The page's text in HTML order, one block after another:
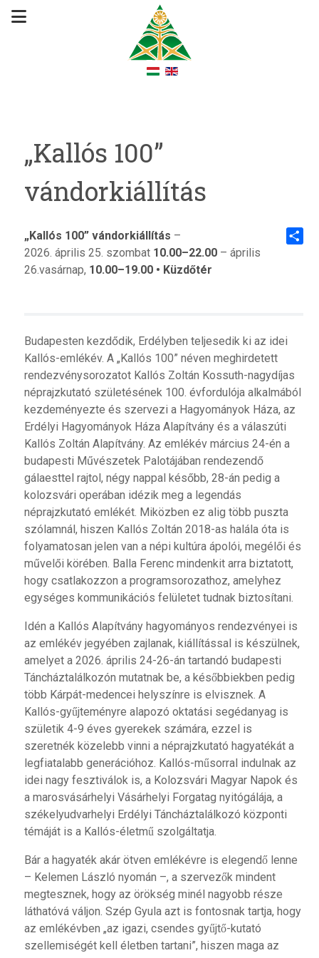
„Kallós 100”
vándorkiállítás
„Kallós 100” vándorkiállítás –
2026. április 25. szombat 10.00–22.00– április
26.vasárnap, 10.00–19.00 • Küzdőtér
Budapesten kezdődik, Erdélyben teljesedik ki az idei
Kallós-emlékév. A „Kallós 100” néven meghirdetett
rendezvénysorozatot Kallós Zoltán Kossuth-nagydíjas
néprajzkutató születésének 100. évfordulója alkalmából
kezdeményezte és szervezi a Hagyományok Háza, az
Erdélyi Hagyományok Háza Alapítvány és a válaszúti
Kallós Zoltán Alapítvány. Az emlékév március 24-én a
budapesti Művészetek Palotájában rendezendő
gálaesttel rajtol, négy nappal később, 28-án pedig a
kolozsvári operában idézik meg a legendás
néprajzkutató emlékét. Miközben ez alig több puszta
szólamnál, hiszen Kallós Zoltán 2018-as halála óta is
folyamatosan jelen van a népi kultúra ápolói, megélői és
művelői körében. Balla Ferenc mindenkit arra biztatott,
hogy csatlakozzon a programsorozathoz, amelyhez
egységes kommunikációs felületet tudnak biztosítani.
Idén a Kallós Alapítvány hagyományos rendezvényei is
az emlékév jegyében zajlanak, kiállítással is készülnek,
amelyet a 2026. április 24-26-án tartandó budapesti
Táncháztalálkozón mutatnak be, a későbbiekben pedig
több Kárpát-medencei helyszínre is elvisznek. A
Kallós-gyűjteményre alapozó oktatási segédanyag is
születik 4-9 éves gyerekek számára, ezzel is
szeretnék közelebb vinni a néprajzkutató hagyatékát a
legfiatalabb generációhoz. Kallós-műsorral indulnak az
idei nagy fesztiválok is, a Kolozsvári Magyar Napok és
a marosvásárhelyi Vásárhelyi Forgatag nyitógálája, a
székelyudvarhelyi Erdélyi Táncháztalálkozó központi
témáját is a Kallós-életmű szolgáltatja.
Bár a hagyaték akár ötven emlékévre is elegendő lenne
– Kelemen László nyomán –, a szervezők mindent
megtesznek, hogy az örökség minél nagyobb része
láthatóvá váljon. Szép Gyula azt is fontosnak tartja, hogy
az emlékévben „az igazi, csendes gyűjtő-kutató
szellemiségét kell életben tartani”, hiszen maga az